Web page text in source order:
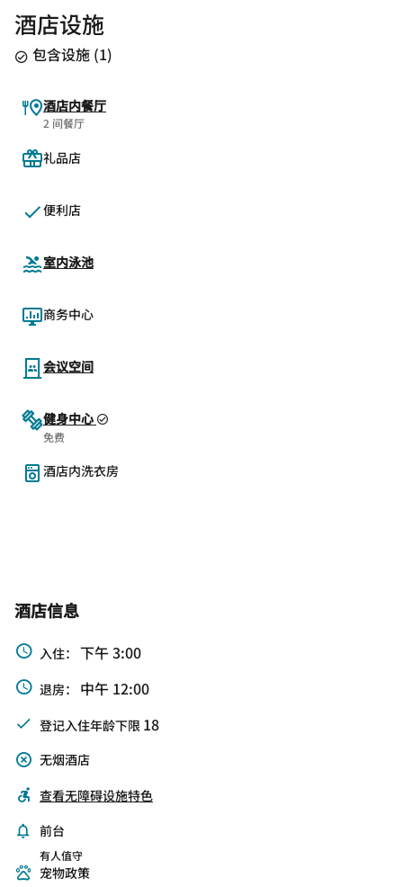
酒店设施
包含设施 (1)
酒店内餐厅
2 间餐厅
礼品店
便利店
室内泳池
商务中心
会议空间
健身中心
免费
酒店内洗衣房
酒店信息
入住： 下午 3:00
退房： 中午 12:00
登记入住年龄下限 18
无烟酒店
查看无障碍设施特色
前台
有人值守
宠物政策